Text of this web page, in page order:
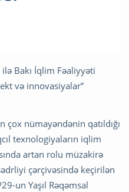
Bakı İqlim Fəaliyyəti
və innovasiyalar”
nümayəndənin qatıldığı
texnologiyaların iqlim
artan rolu müzakirə
çərçivəsində keçirilən
un Yaşıl Rəqəmsal